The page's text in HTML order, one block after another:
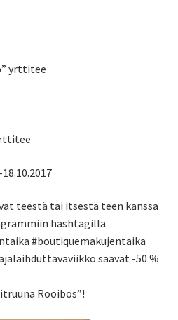
yrttitee
teestä tai itsestä teen kanssa
hashtagilla
#boutiquemakujentaika
saavat -50 %
Rooibos”!